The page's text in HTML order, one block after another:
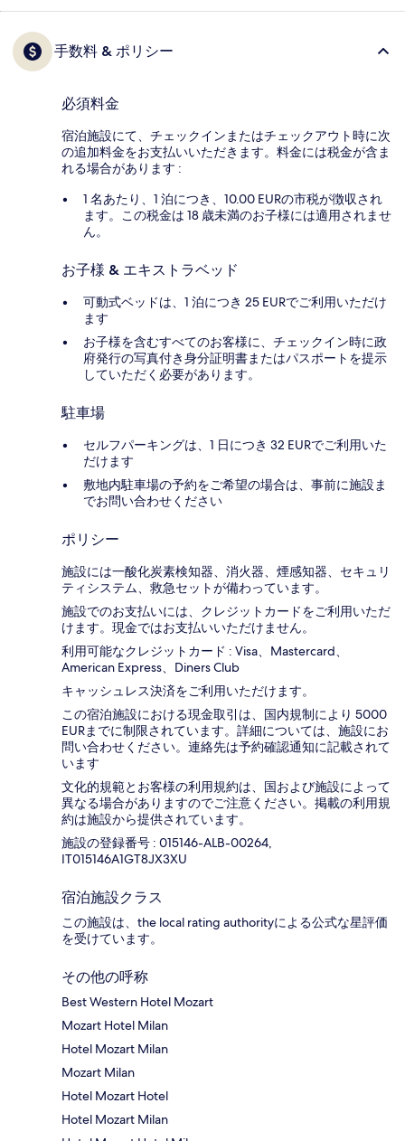
手数料 & ポリシー
必須料金
宿泊施設にて、チェックインまたはチェックアウト時に次
の追加料金をお支払いいただきます。料金には税金が含ま
れる場合があります :
1 名あたり、1 泊につき、10.00 EURの市税が徴収され
ます。この税金は 18 歳未満のお子様には適用されませ
ん。
お子様 & エキストラベッド
可動式ベッドは、1 泊につき 25 EURでご利用いただけ
ます
お子様を含むすべてのお客様に、チェックイン時に政
府発行の写真付き身分証明書またはパスポートを提示
していただく必要があります。
駐車場
セルフパーキングは、1 日につき 32 EURでご利用いた
だけます
敷地内駐車場の予約をご希望の場合は、事前に施設ま
でお問い合わせください
ポリシー
施設には一酸化炭素検知器、消火器、煙感知器、セキュリ
ティシステム、救急セットが備わっています。
施設でのお支払いには、クレジットカードをご利用いただ
けます。現金ではお支払いいただけません。
利用可能なクレジットカード : Visa、Mastercard、
American Express、Diners Club
キャッシュレス決済をご利用いただけます。
この宿泊施設における現金取引は、国内規制により 5000
EURまでに制限されています。詳細については、施設にお
問い合わせください。連絡先は予約確認通知に記載されて
います
文化的規範とお客様の利用規約は、国および施設によって
異なる場合がありますのでご注意ください。掲載の利用規
約は施設から提供されています。
施設の登録番号 : 015146-ALB-00264,
IT015146A1GT8JX3XU
宿泊施設クラス
この施設は、the local rating authorityによる公式な星評価
を受けています。
その他の呼称
Best Western Hotel Mozart
Mozart Hotel Milan
Hotel Mozart Milan
Mozart Milan
Hotel Mozart Hotel
Hotel Mozart Milan